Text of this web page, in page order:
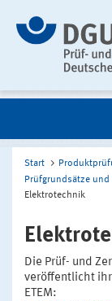
Start
Prüfgrundsätze
Elektrotechnik
Die Prüf- und
veröffentlicht
ETEM: